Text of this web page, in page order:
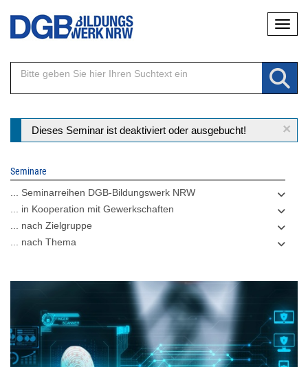
Direkt
Inhalt
×
Statusmeldung
Dieses Seminar ist deaktiviert oder ausgebucht!
Seminare
... Seminarreihen DGB-Bildungswerk NRW
... in Kooperation mit Gewerkschaften
... nach Zielgruppe
... nach Thema